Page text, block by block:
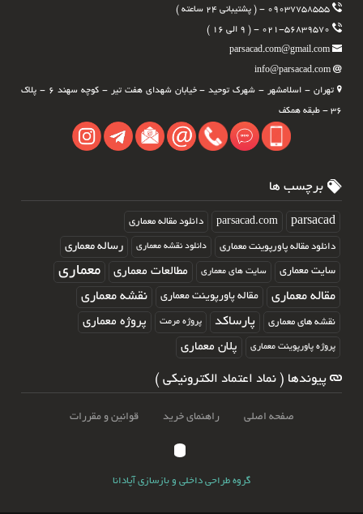
۰۹۰۳۷۷۵۸۵۵۵ - ( پشتیبانی ۲۴ ساعته )
parsacad.com@gmail.com
info@parsacad.com
تهران - اسلامشهر - شهرک توحید - خیابان شهدای هفت تیر - کوچه سهند ۶ - پلاک
۳۶ - طبقه همکف
برچسب ها
parsacad
parsacad.com دانلود مقاله معماری
دانلود مقاله پاورپوینت معماری دانلود نقشه معماری رساله معماری
سایت معماری سایت های معماری مطالعات معماری معماری
مقاله معماری مقاله پاورپوینت معماری نقشه معماری
نقشه های معماری پارساکد پروژه مرمت پروژه معماری
پروژه پاورپوینت معماری پلان معماری
پیوندها ( نماد اعتماد الکترونیکی )
صفحه اصلی راهنمای خرید قوانین و مقررات
گروه طراحی داخلی و بازسازی آپادانا